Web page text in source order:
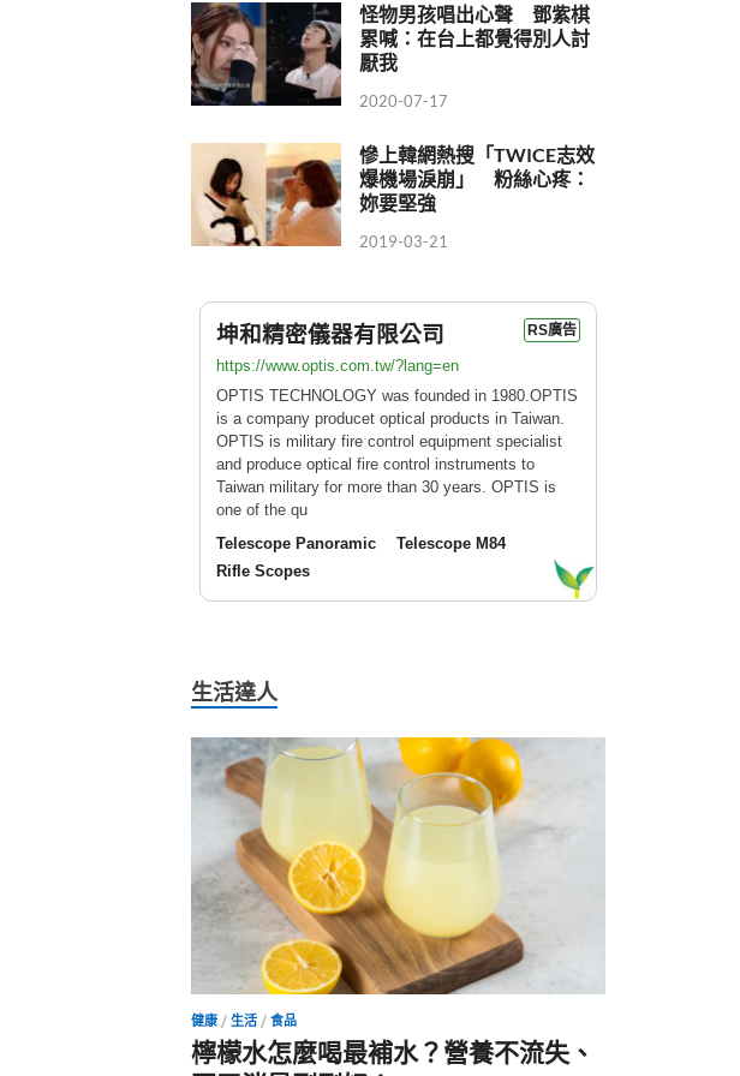
怪物男孩唱出心聲 鄧紫棋
累喊：在台上都覺得別人討
厭我
2020-07-17
慘上韓網熱搜「TWICE志效
爆機場淚崩」 粉絲心疼：
妳要堅強
2019-03-21
坤和精密儀器有限公司 RS廣告
https://www.optis.com.tw/?lang=en
OPTIS TECHNOLOGY was founded in 1980.OPTIS
is a company producet optical products in Taiwan.
OPTIS is military fire control equipment specialist
and produce optical fire control instruments to
Taiwan military for more than 30 years. OPTIS is
one of the qu
Telescope Panoramic
Telescope M84
Rifle Scopes
生活達人
健康 /生活 /食品
檸檬水怎麼喝最補水？營養不流失、